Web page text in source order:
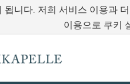
니다. 저희 서비스 이용과
이용으로 쿠키